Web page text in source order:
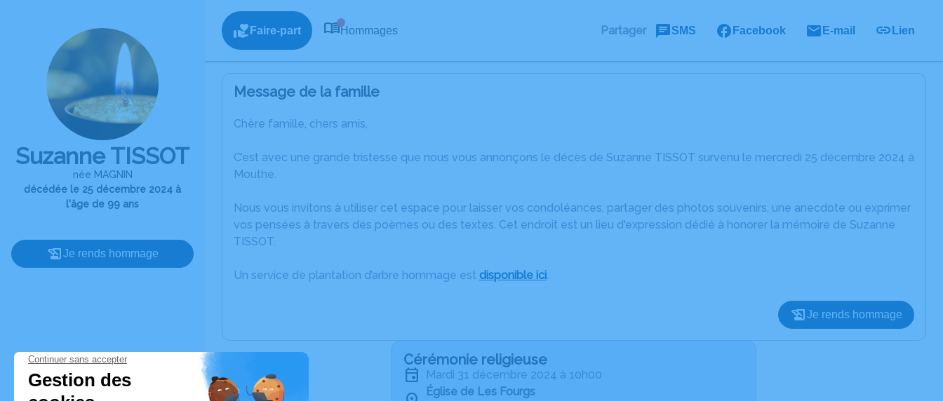
Suzanne TISSOT
née MAGNIN
décédée le 25 décembre 2024 à
l'âge de 99 ans
Je rends hommage
Faire-part Hommages Partager SMS Facebook E-mail Lien
Message de la famille
Chère famille, chers amis,
C’est avec une grande tristesse que nous vous annonçons le décès de Suzanne TISSOT survenu le mercredi 25 décembre 2024 à
Mouthe.
Nous vous invitons à utiliser cet espace pour laisser vos condoléances, partager des photos souvenirs, une anecdote ou exprimer
vos pensées à travers des poèmes ou des textes. Cet endroit est un lieu d'expression dédié à honorer la mémoire de Suzanne
TISSOT.
Un service de plantation d’arbre hommage est disponible ici.
Je rends hommage
Cérémonie religieuse
mardi 31 décembre 2024 à 10h00
Église de Les Fourgs